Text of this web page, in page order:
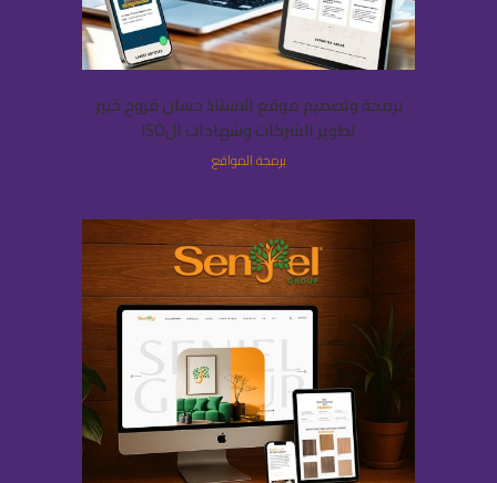
برمجة وتصميم موقع الاستاذ حسان فروح خبير
تطوير الشركات وشهادات الISO
برمجة المواقع